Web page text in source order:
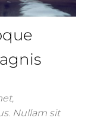
Nullam sit